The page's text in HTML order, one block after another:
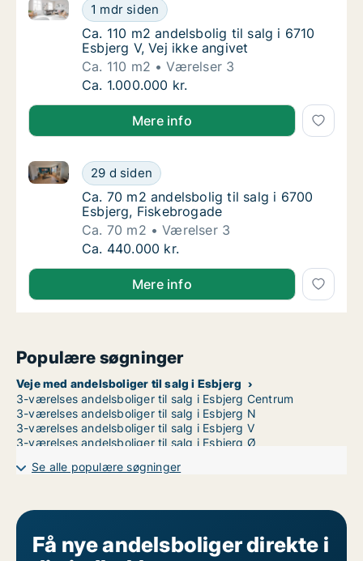
Ca. 110 m2 andelsbolig til salg i 6710
1 mdr siden
Ca. 110 m2 andelsbolig til salg i 6710 Esbjerg V, Vej
Ca. 110 m2 andelsbolig til salg i 6710
Ca. 110 m2 andelsbolig til salg i 6710
Esbjerg V, Vej ikke angivet
Ca. 110 m2
Værelser 3
Ca. 110 m2 andelsbolig til salg i 6710
Ca. 1.000.000 kr.
Mere info
Ca. 70 m2 andelsbolig til salg i 6700
29 d siden
Ca. 70 m2 andelsbolig til salg i 6700 Esbjerg,
Ca. 70 m2 andelsbolig til salg i 6700
Ca. 70 m2 andelsbolig til salg i 6700
Esbjerg, Fiskebrogade
Ca. 70 m2
Værelser 3
Ca. 70 m2 andelsbolig til salg i 6700
Ca. 440.000 kr.
Mere info
Populære søgninger
Veje med andelsboliger til salg i Esbjerg
3-værelses andelsboliger til salg i Esbjerg Centrum
3-værelses andelsboliger til salg i Esbjerg N
3-værelses andelsboliger til salg i Esbjerg V
3-værelses andelsboliger til salg i Esbjerg Ø
Se alle populære søgninger
Få nye andelsboliger direkte i